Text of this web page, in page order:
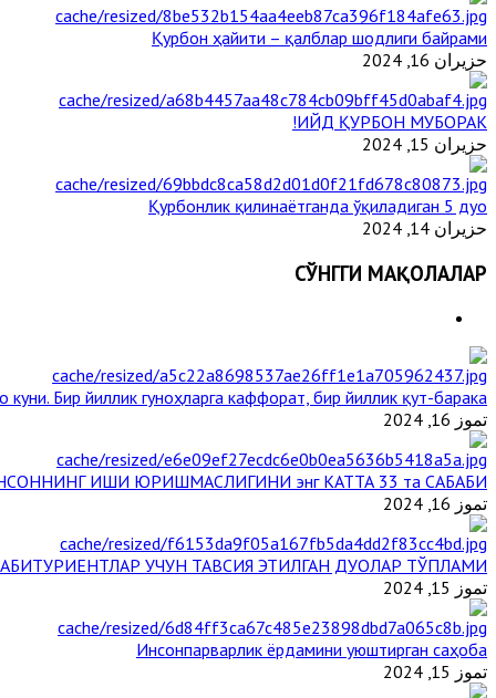
Қурбон ҳайити – қалблар шодлиги байрами
حزيران 16, 2024
ИЙД ҚУРБОН МУБОРАК!
حزيران 15, 2024
Қурбонлик қилинаётганда ўқиладиган 5 дуо
حزيران 14, 2024
СЎНГГИ МАҚОЛАЛАР
Бир йиллик гуноҳларга каффорат, бир йиллик қут-барака
تموز 16, 2024
ИШИ ЮРИШМАСЛИГИНИ энг КАТТА 33 та САБАБИ
تموز 16, 2024
АБИТУРИЕНТЛАР УЧУН ТАВСИЯ ЭТИЛГАН ДУОЛАР ТЎПЛАМИ
تموز 15, 2024
Инсонпарварлик ёрдамини уюштирган саҳоба
تموز 15, 2024